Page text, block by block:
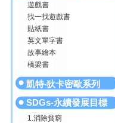
遊戲書
找一找遊戲書
貼紙書
英文單字書
故事繪本
橋梁書
凱特‧狄卡密歐系列
SDGs-永續發展目標
1.消除貧窮